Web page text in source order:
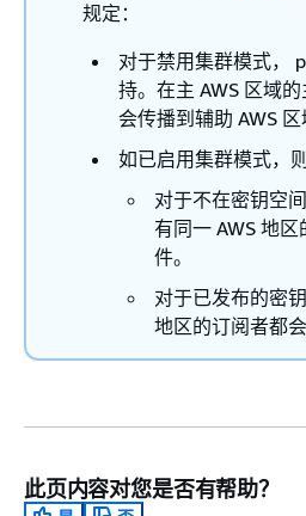
规定：
对于禁用集群模式，
持。在主 AWS 区域
会传播到辅助 AWS 区
如已启用集群模式，
对于不在密钥空
有同一 AWS 地
件。
对于已发布的密
地区的订阅者都会
此页内容对您是否有帮助？